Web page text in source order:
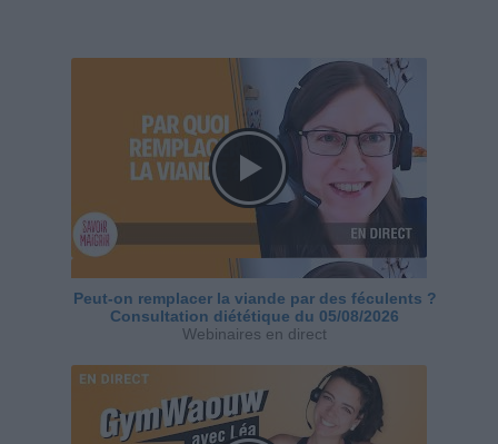
Peut-on remplacer la viande par des féculents ?
Consultation diététique du 05/08/2026
Webinaires en direct